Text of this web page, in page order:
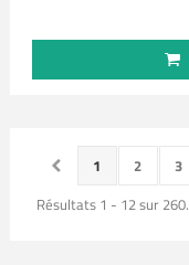
1 2 3
Résultats 1 - 12 sur 260.